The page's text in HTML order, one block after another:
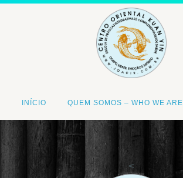
INÍCIO QUEM SOMOS – WHO WE ARE
<